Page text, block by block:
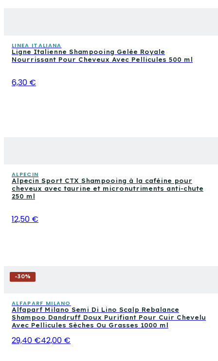
LINEA ITALIANA
Ligne Italienne Shampooing Gelée Royale
Nourrissant Pour Cheveux Avec Pellicules 500 ml
6,30 €
ALPECIN
Alpecin Sport CTX Shampooing à la caféine pour
cheveux avec taurine et micronutriments anti-chute
250 ml
12,50 €
-30%
ALFAPARF MILANO
Alfaparf Milano Semi Di Lino Scalp Rebalance
Shampoo Dandruff Doux Purifiant Pour Cuir Chevelu
Avec Pellicules Sèches Ou Grasses 1000 ml
29,40 €42,00 €